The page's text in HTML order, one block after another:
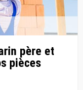
père et
pièces